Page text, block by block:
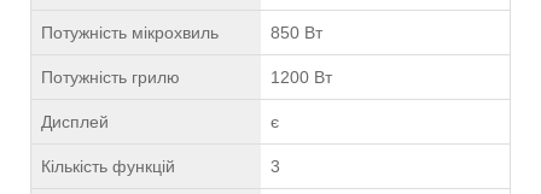
Потужність мікрохвиль 850 Вт
Потужність грилю 1200 Вт
Дисплей є
Кількість функцій 3